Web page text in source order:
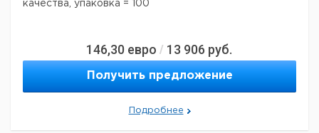
качества, упаковка = 100
146,30 евро / 13 906 руб.
Получить предложение
Подробнее